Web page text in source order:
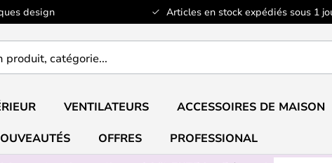
design Articles en stock expédiés sous 1
VENTILATEURS ACCESSOIRES DE MAISON
OFFRES
PROFESSIONAL